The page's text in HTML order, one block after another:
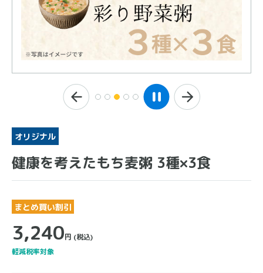
オリジナル
健康を考えたもち麦粥 3種×3食
まとめ買い割引
3,240円 (税込)
軽減税率対象